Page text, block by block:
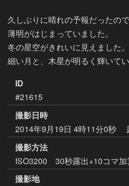
久しぶりに晴れの予報だったの
薄明がはじまっていました。
冬の星空がきれいに見えました。
細い月と、木星が明るく輝いてい
ID
#21615
撮影日時
2014年9月19日 4時11分0秒
撮影方法
ISO3200 30秒露出×10コマ加
撮影地